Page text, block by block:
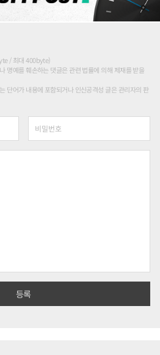
/ 최대 400byte)
명예를 훼손하는 댓글은 관련 법률에 의해 제재를 받을
단어가 내용에 포함되거나 인신공격성 글은 관리자의 판